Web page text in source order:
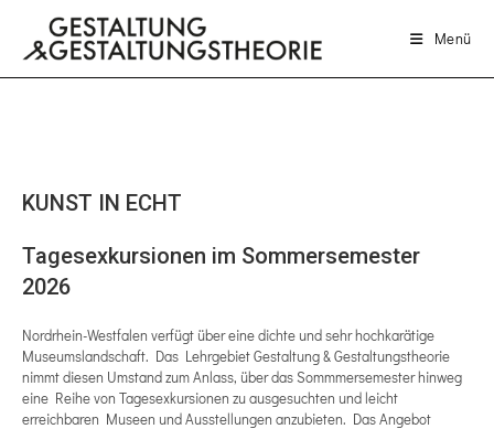
Menü
KUNST IN ECHT
Tagesexkursionen im Sommersemester
2026
Nordrhein-Westfalen verfügt über eine dichte und sehr hochkarätige
Museumslandschaft. Das Lehrgebiet Gestaltung & Gestaltungstheorie
nimmt diesen Umstand zum Anlass, über das Sommmersemester hinweg
eine Reihe von Tagesexkursionen zu ausgesuchten und leicht
erreichbaren Museen und Ausstellungen anzubieten. Das Angebot